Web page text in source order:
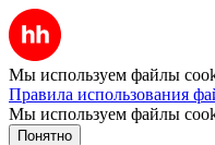
Мы используем файлы
Правила использования
Мы используем файлы
Понятно